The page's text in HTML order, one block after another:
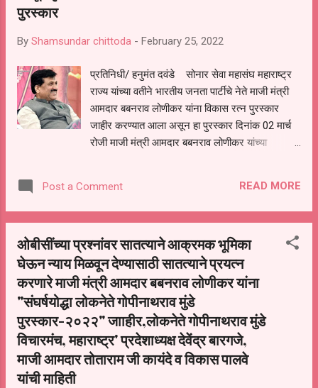
पुरस्कार
By Shamsundar chittoda - February 25, 2022
प्रतिनिधी/ हनुमंत दवंडे सोनार सेवा महासंघ महाराष्ट्र
राज्य यांच्या वतीने भारतीय जनता पार्टीचे नेते माजी मंत्री
आमदार बबनराव लोणीकर यांना विकास रत्न पुरस्कार
जाहीर करण्यात आला असून हा पुरस्कार दिनांक 02 मार्च
रोजी माजी मंत्री आमदार बबनराव लोणीकर यांच्या
संस्थापक अध्यक्ष चंद्रकांत डहाळे यांनी प्रसिद्धीस दिलेल्या
पत्रकात दिली आहे राजकीय सामाजिक सांस्कृतिक
दिला दिला जातो यावर्षी माजी मंत्री तथा विद्यमान आमदार
यांना विकास रत्न पुरस्काराने सन्मानित करण्यात येणार
असून त्यांनी केलेल्या परभणी लोकसभा मतदार संघातील
विकास कामांबद्दल त्यांना पुरस्कृत करण्यात येणार असल्याचे
या पत्रकात नमूद करण्यात आले आहे पुढे या पत्रकात
म्हटले आहे की माजी मंत्री बबनराव लोणीकर यांनी गेल्या
सहा सात वर्षांमध्ये फडणवीस सरकारच्या काळामध्ये
पाणीपुरवठामंत्री पदाचा भार सांभाळताना राज्यात यापूर्वी
Post a Comment READ MORE
ओबीसींच्या प्रश्नांवर सातत्याने आक्रमक भूमिका
घेऊन न्याय मिळवून देण्यासाठी सातत्याने प्रयत्न
करणारे माजी मंत्री आमदार बबनराव लोणीकर यांना
"संघर्षयोद्धा लोकनेते गोपीनाथराव मुंडे
पुरस्कार-२०२२" जााहीर,लोकनेते गोपीनाथराव मुंडे
विचारमंच, महाराष्ट्र' प्रदेशाध्यक्ष देवेंद्र बारगजे,
माजी आमदार तोताराम जी कायंदे व विकास पालवे
यांची माहिती